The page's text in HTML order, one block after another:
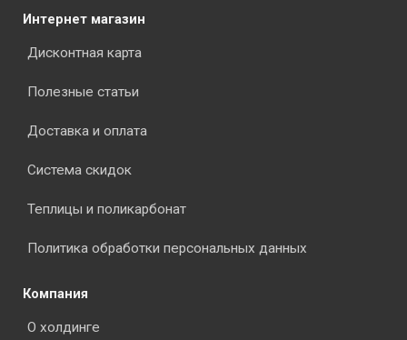
Интернет магазин
Дисконтная карта
Полезные статьи
Доставка и оплата
Система скидок
Теплицы и поликарбонат
Политика обработки персональных данных
Компания
О холдинге